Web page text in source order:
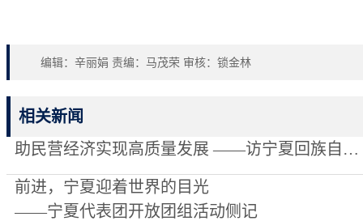
编辑：辛丽娟 责编：马茂荣 审核：锁金林
相关新闻
助民营经济实现高质量发展 ——访宁夏回族自治区政协主席陈雍委员
前进，宁夏迎着世界的目光
——宁夏代表团开放团组活动侧记